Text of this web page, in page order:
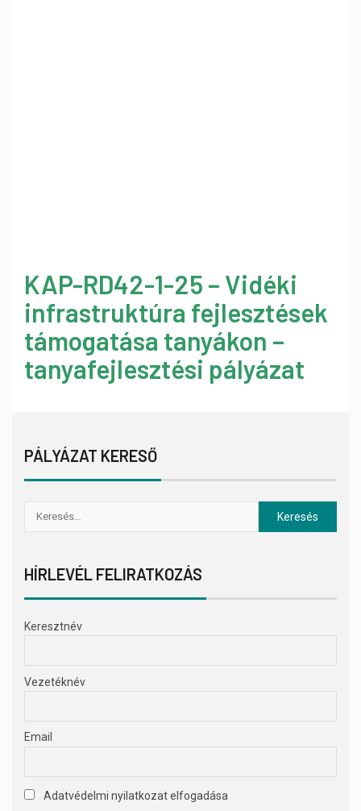
KAP-RD42-1-25 – Vidéki
infrastruktúra fejlesztések
támogatása tanyákon –
tanyafejlesztési pályázat
PÁLYÁZAT KERESŐ
HÍRLEVÉL FELIRATKOZÁS
Keresztnév
Vezetéknév
Email
Adatvédelmi nyilatkozat elfogadása